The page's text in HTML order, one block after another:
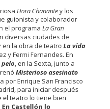
Hora Chanantey los
guionista y colaborador
el programa La Gran
diversas ciudades de
en la obra de teatro La vida
y Fermi Fernandes. En
pelo, en la Sexta, junto a
Misterioso asesinato
por Enrique San Francisco
para iniciar después
el teatro lo tiene bien
En Castellón lo